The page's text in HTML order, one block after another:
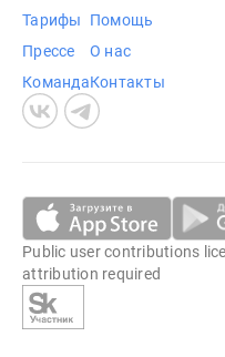
Тарифы
Прессе
Команда
Помощь
О нас
Контакты
Public user contributions
attribution required